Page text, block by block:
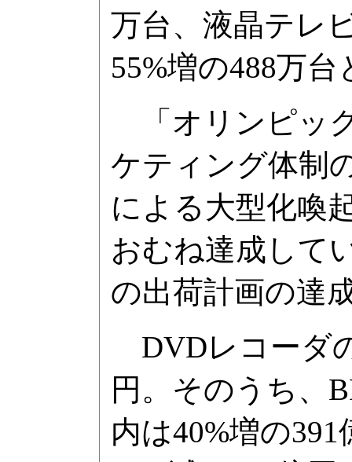
万台、液晶テレ
55%増の488万
「オリンピッ
ケティング体制
による大型化喚
おむね達成して
の出荷計画の達
DVDレコーダ
円。そのうち、
内は40%増の